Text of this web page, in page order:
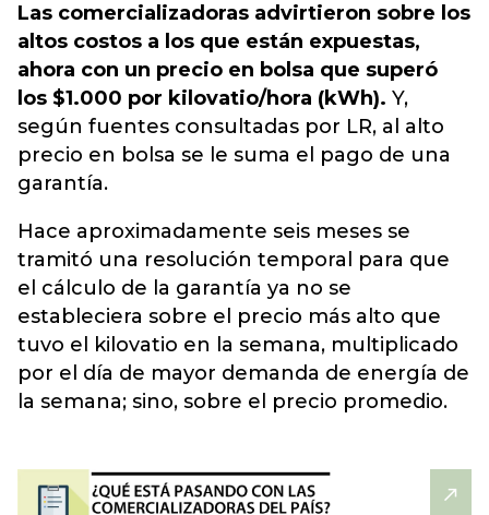
Las comercializadoras advirtieron sobre los
altos costos a los que están expuestas,
ahora con un precio en bolsa que superó
los $1.000 por kilovatio/hora (kWh). Y,
según fuentes consultadas por LR, al alto
precio en bolsa se le suma el pago de una
garantía.
Hace aproximadamente seis meses se
tramitó una resolución temporal para que
el cálculo de la garantía ya no se
estableciera sobre el precio más alto que
tuvo el kilovatio en la semana, multiplicado
por el día de mayor demanda de energía de
la semana; sino, sobre el precio promedio.